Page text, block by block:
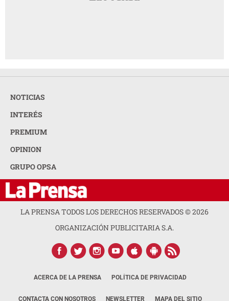
NOTICIAS
INTERÉS
PREMIUM
OPINION
GRUPO OPSA
LA PRENSA TODOS LOS DERECHOS RESERVADOS ©2026
ORGANIZACIÓN PUBLICITARIA S.A.
ACERCA DE LA PRENSA POLÍTICA DE PRIVACIDAD
CONTACTA CON NOSOTROS NEWSLETTER MAPA DEL SITIO